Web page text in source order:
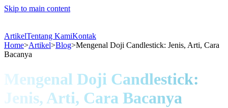
Skip to main content
ArtikelTentang KamiKontak
Home>Artikel>Blog>Mengenal Doji Candlestick: Jenis, Arti, Cara
Bacanya
Mengenal Doji Candlestick:
Jenis, Arti, Cara Bacanya